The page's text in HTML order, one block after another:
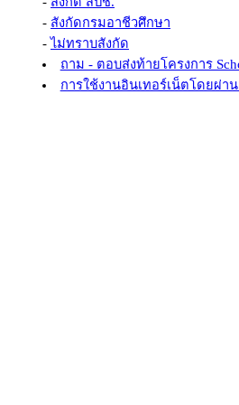
- สังกัดกรมอาชีวศึกษา
-ไม่ทราบสังกัด
ถาม - ตอบส่งท้ายโครงการ
การใช้งานอินเทอร์เน็ตโดยผ่า